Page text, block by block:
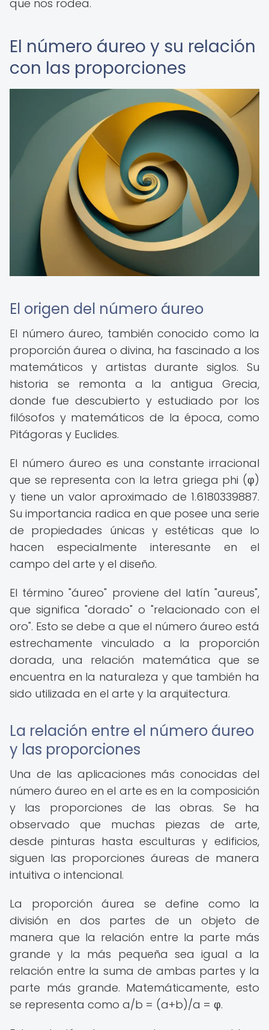
que nos rodea.
El número áureo y su relación
con las proporciones
El origen del número áureo
El número áureo, también conocido como la
proporción áurea o divina, ha fascinado a los
matemáticos y artistas durante siglos. Su
historia se remonta a la antigua Grecia,
donde fue descubierto y estudiado por los
filósofos y matemáticos de la época, como
Pitágoras y Euclides.
El número áureo es una constante irracional
que se representa con la letra griega phi (φ)
y tiene un valor aproximado de 1.6180339887.
Su importancia radica en que posee una serie
de propiedades únicas y estéticas que lo
hacen especialmente interesante en el
campo del arte y el diseño.
El término "áureo" proviene del latín "aureus",
que significa "dorado" o "relacionado con el
oro". Esto se debe a que el número áureo está
estrechamente vinculado a la proporción
dorada, una relación matemática que se
encuentra en la naturaleza y que también ha
sido utilizada en el arte y la arquitectura.
La relación entre el número áureo
y las proporciones
Una de las aplicaciones más conocidas del
número áureo en el arte es en la composición
y las proporciones de las obras. Se ha
observado que muchas piezas de arte,
desde pinturas hasta esculturas y edificios,
siguen las proporciones áureas de manera
intuitiva o intencional.
La proporción áurea se define como la
división en dos partes de un objeto de
manera que la relación entre la parte más
grande y la más pequeña sea igual a la
relación entre la suma de ambas partes y la
parte más grande. Matemáticamente, esto
se representa como a/b = (a+b)/a = φ.